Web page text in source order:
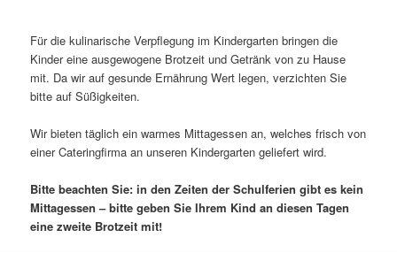
Für die kulinarische Verpflegung im Kindergarten bringen die
Kinder eine ausgewogene Brotzeit und Getränk von zu Hause
mit. Da wir auf gesunde Ernährung Wert legen, verzichten Sie
bitte auf Süßigkeiten.
Wir bieten täglich ein warmes Mittagessen an, welches frisch von
einer Cateringfirma an unseren Kindergarten geliefert wird.
Bitte beachten Sie: in den Zeiten der Schulferien gibt es kein
Mittagessen – bitte geben Sie Ihrem Kind an diesen Tagen
eine zweite Brotzeit mit!